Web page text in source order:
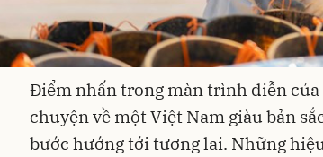
Điểm nhấn trong màn trình diễn của
chuyện về một Việt Nam giàu bản
bước hướng tới tương lai. Những